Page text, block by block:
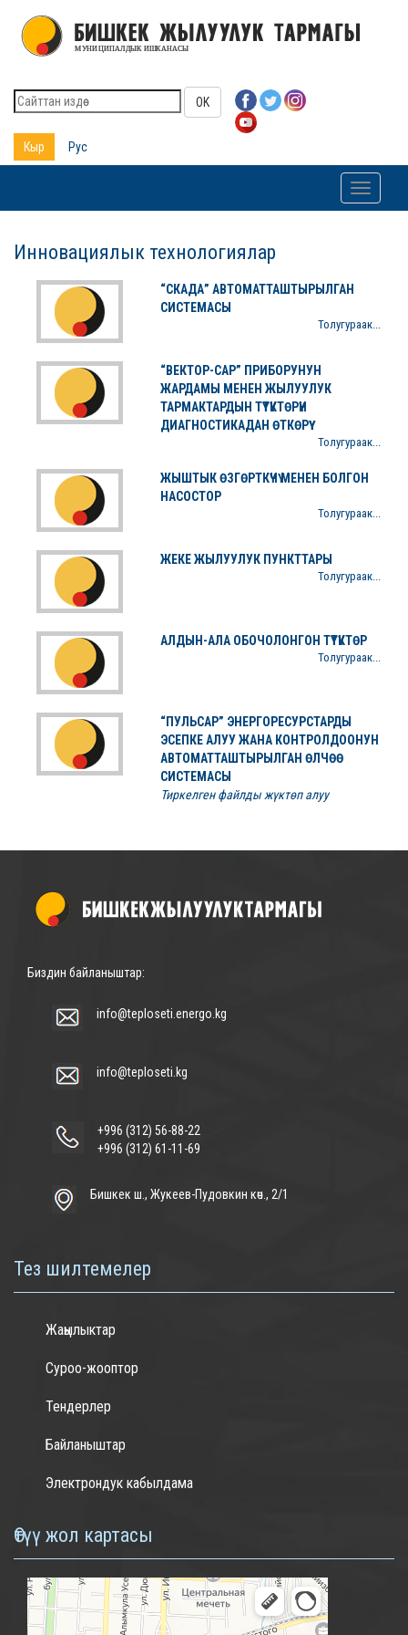
OK
Кыр Рус
Toggle
Инновациялык технологиялар
“СКАДА” АВТОМАТТАШТЫРЫЛГАН
СИСТЕМАСЫ
Толугураак...
“ВЕКТОР-САР” ПРИБОРУНУН
ЖАРДАМЫ МЕНЕН ЖЫЛУУЛУК
ТАРМАКТАРДЫН ТҮТҮКТӨРҮН
ДИАГНОСТИКАДАН ӨТКӨРҮҮ
Толугураак...
ЖЫШТЫК ӨЗГӨРТКҮЧҮ МЕНЕН БОЛГОН
НАСОСТОР
Толугураак...
ЖЕКЕ ЖЫЛУУЛУК ПУНКТТАРЫ
Толугураак...
АЛДЫН-АЛА ОБОЧОЛОНГОН ТҮТҮКТӨР
Толугураак...
“ПУЛЬСАР” ЭНЕРГОРЕСУРСТАРДЫ
ЭСЕПКЕ АЛУУ ЖАНА КОНТРОЛДООНУН
АВТОМАТТАШТЫРЫЛГАН ӨЛЧӨӨ
СИСТЕМАСЫ
Тиркелген файлды жүктөп алуу
Биздин байланыштар:
info@teploseti.energo.kg
info@teploseti.kg
+996 (312) 56-88-22
+996 (312) 61-11-69
Бишкек ш., Жукеев-Пудовкин көч., 2/1
Тез шилтемелер
Жаңылыктар
Суроо-жооптор
Тендерлер
Байланыштар
Электрондук кабылдама
Өтүү жол картасы